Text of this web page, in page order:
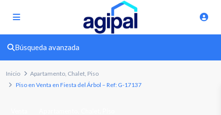
Búsqueda avanzada
Inicio Apartamento, Chalet, Piso
Piso en Venta en Fiesta del Árbol – Ref: G-17137